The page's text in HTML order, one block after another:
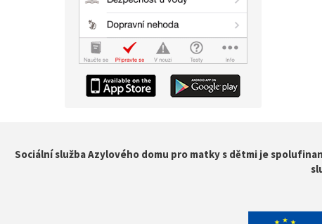
Sociální služba Azylového domu pro matky s dětmi je